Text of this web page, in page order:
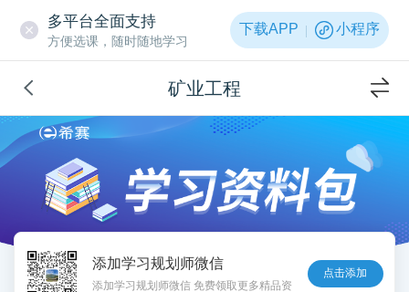
多平台全面支持
方便选课，随时随地学习
下载APP 小程序
矿业工程
添加学习规划师微信
添加学习规划师微信 免费领取更多精品资
点击添加